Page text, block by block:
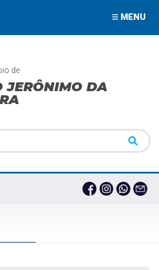
MENU
de
JERÔNIMO DA